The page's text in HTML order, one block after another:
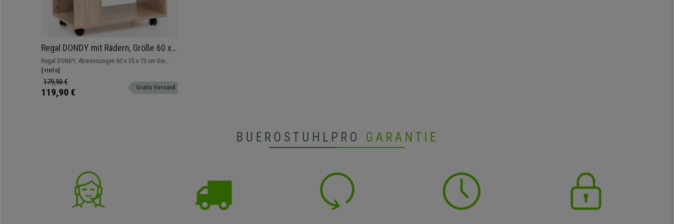
Regal DONDY mit Rädern, Größe 60 x
35 x 75 cm, Holz, Farbe Eiche
Regal DONDY, Abmessungen 60 x 35 x 75 cm Die
perfekte Lösung, um Ordnung zu halten, ohne den
Stil zu vergessen
[+Info]
179,90 €
119,90 € Gratis Versand
BUEROSTUHLPRO GARANTIE